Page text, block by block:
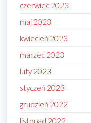
czerwiec 2023
maj 2023
kwiecień 2023
marzec 2023
luty 2023
styczeń 2023
grudzień 2022
listopad 2022